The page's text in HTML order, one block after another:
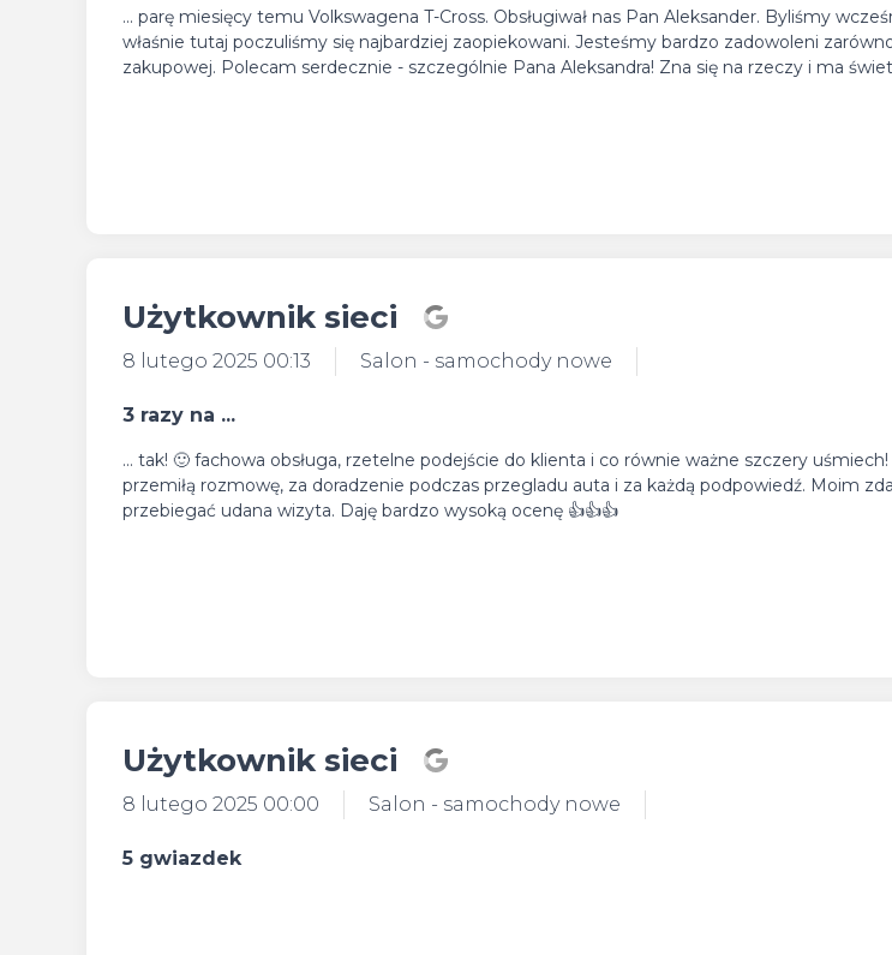
... parę miesięcy temu Volkswagena T-Cross. Obsługiwał nas Pan Aleksander. Byliśmy
właśnie tutaj poczuliśmy się najbardziej zaopiekowani. Jesteśmy bardzo zadowoleni
zakupowej. Polecam serdecznie - szczególnie Pana Aleksandra! Zna się na rzeczy i ma
Użytkownik sieci
8 lutego 2025 00:13 Salon - samochody nowe
3 razy na ...
... tak! 🙂 fachowa obsługa, rzetelne podejście do klienta i co równie ważne szczery
przemiłą rozmowę, za doradzenie podczas przegladu auta i za każdą podpowiedź. Moim
przebiegać udana wizyta. Daję bardzo wysoką ocenę 👍👍👍
Użytkownik sieci
8 lutego 2025 00:00 Salon - samochody nowe
5 gwiazdek